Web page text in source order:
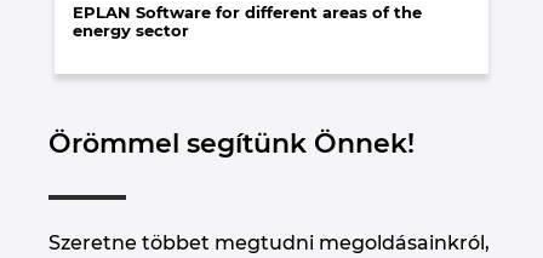
EPLAN Software for different areas of the
energy sector
Örömmel segítünk Önnek!
Szeretne többet megtudni megoldásainkról,